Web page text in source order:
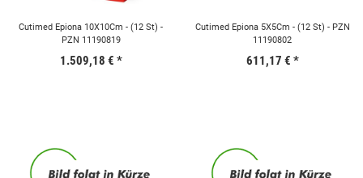
Cutimed Epiona 10X10Cm - (12 St) -
PZN 11190819
1.509,18 € *
Cutimed Epiona 5X5Cm - (12 St) - PZN
11190802
611,17 € *